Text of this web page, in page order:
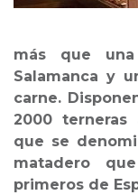
más que
Salamanca y
carne.
2000 terneras
que se
matadero
primeros de